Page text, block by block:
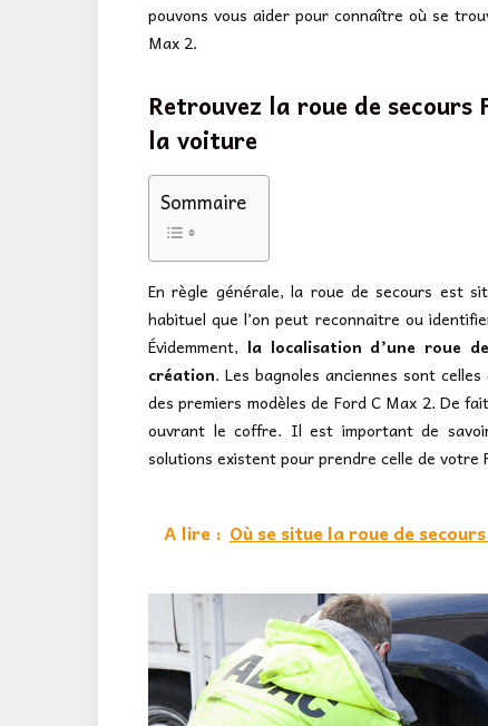
pouvons vous aider pour connaître où se
Max 2.
Retrouvez la roue de
la voiture
Sommaire
En règle générale, la roue de secours est
habituel que l’on peut reconnaitre ou
Évidemment, la localisation d’une roue
création. Les bagnoles anciennes sont
des premiers modèles de Ford C Max 2. De
ouvrant le coffre. Il est important de
solutions existent pour prendre celle de votre
A lire : Où se situe la roue de